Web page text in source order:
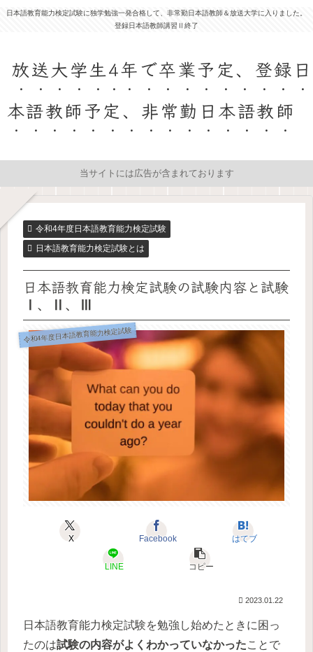
日本語教育能力検定試験に独学勉強一発合格して、非常勤日本語教師＆放送大学に入りました。
登録日本語教師講習Ⅱ終了
放送大学生4年で卒業予定、登録日
本語教師予定、非常勤日本語教師
当サイトには広告が含まれております
令和4年度日本語教育能力検定試験
日本語教育能力検定試験とは
日本語教育能力検定試験の試験内容と試験
Ⅰ、Ⅱ、Ⅲ
令和4年度日本語教育能力検定試験
X Facebook はてブ
LINE コピー
2023.01.22
日本語教育能力検定試験を勉強し始めたときに困っ
たのは試験の内容がよくわかっていなかったことで